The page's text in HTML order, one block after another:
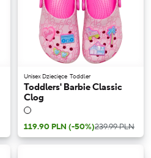
Unisex Dziecięce Toddler
Toddlers' Barbie Classic
Clog
119.90 PLN (-50%)239.99 PLN